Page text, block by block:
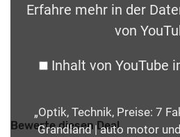
Erfahre mehr in der
von
Inhalt von YouTube
„Optik, Technik, Preise: 7
Grandland | auto motor
Bewerte diesen Deal